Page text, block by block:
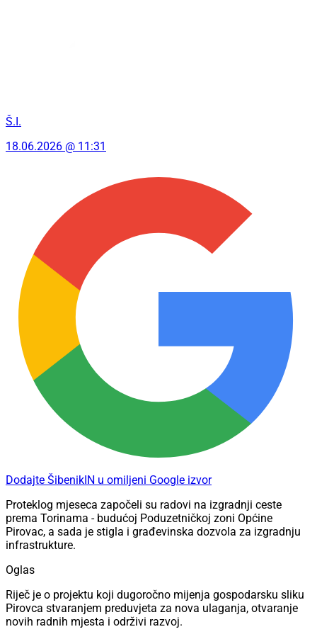
Š.I.
18.06.2026 @ 11:31
Dodajte ŠibenikIN u omiljeni Google izvor
Proteklog mjeseca započeli su radovi na izgradnji ceste
prema Torinama - budućoj Poduzetničkoj zoni Općine
Pirovac, a sada je stigla i građevinska dozvola za izgradnju
infrastrukture.
Oglas
Riječ je o projektu koji dugoročno mijenja gospodarsku sliku
Pirovca stvaranjem preduvjeta za nova ulaganja, otvaranje
novih radnih mjesta i održivi razvoj.